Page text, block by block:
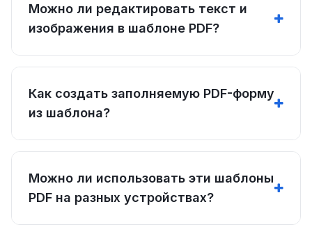
Можно ли редактировать текст и
изображения в шаблоне PDF?
Как создать заполняемую PDF-форму
из шаблона?
Можно ли использовать эти шаблоны
PDF на разных устройствах?